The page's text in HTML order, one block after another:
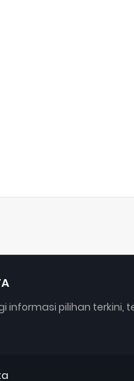
informasi pilihan terkini,